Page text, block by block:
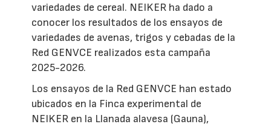
variedades de cereal. NEIKER ha dado a
conocer los resultados de los ensayos de
variedades de avenas, trigos y cebadas de la
Red GENVCE realizados esta campaña
2025-2026.
Los ensayos de la Red GENVCE han estado
ubicados en la Finca experimental de
NEIKER en la Llanada alavesa (Gauna),